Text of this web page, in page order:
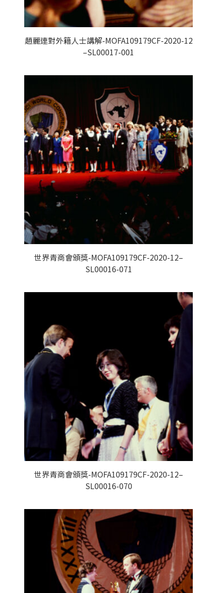
趙麗連對外籍人士講解-MOFA109179CF-2020-12
–SL00017-001
世界青商會頒獎-MOFA109179CF-2020-12–
SL00016-071
世界青商會頒獎-MOFA109179CF-2020-12–
SL00016-070